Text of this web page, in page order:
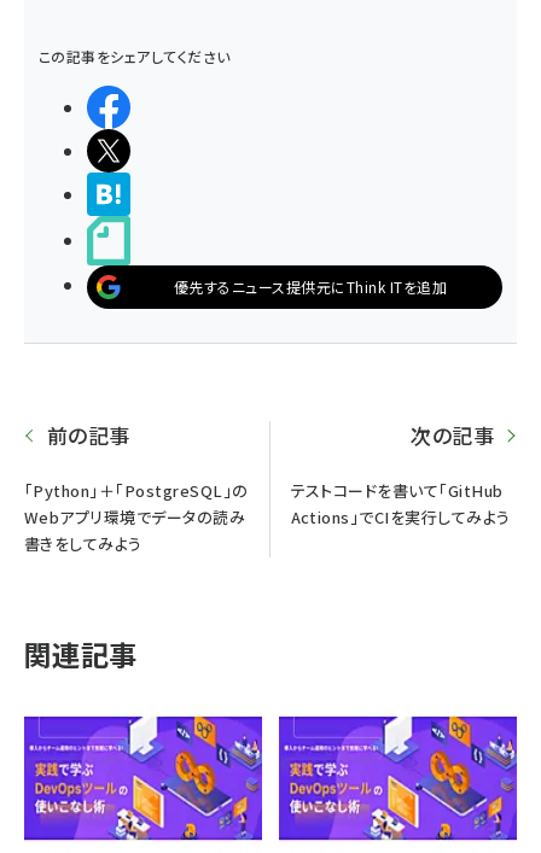
この記事をシェアしてください
優先するニュース提供元にThink ITを追加
前の記事
「Python」＋「PostgreSQL」の
Webアプリ環境でデータの読み
書きをしてみよう
次の記事
テストコードを書いて「GitHub
Actions」でCIを実行してみよう
関連記事